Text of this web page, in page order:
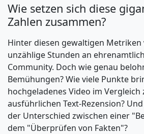
Wie setzen sich diese
Zahlen zusammen?
Hinter diesen gewaltigen Metriken
unzählige Stunden an
Community. Doch wie genau
Bemühungen? Wie viele Punkte
hochgeladenes Video im Vergleich
ausführlichen Text-Rezension?
der Unterschied zwischen einer
dem "Überprüfen von Fakten"?